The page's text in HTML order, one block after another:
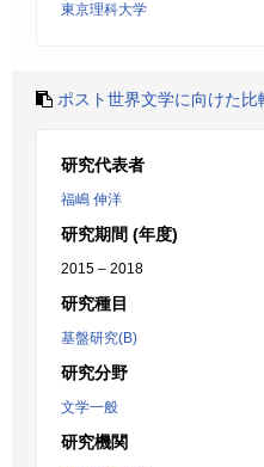
東京理科大学
ポスト世界文学に向けた
研究代表者
福嶋 伸洋
研究期間 (年度)
2015 – 2018
研究種目
基盤研究(B)
研究分野
文学一般
研究機関